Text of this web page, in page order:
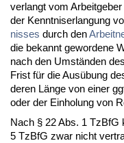
ver­langt vom
der Kennt­nis­er­lan­gung
nis­ses durch den
die be­kannt ge­wor­de­ne
nach den Umständen
Frist für die Ausübung
de­ren Länge von ei­ner
oder der Ein­ho­lung von
Nach § 22 Abs. 1 Tz­B­fG
5 Tz­B­fG zwar nicht